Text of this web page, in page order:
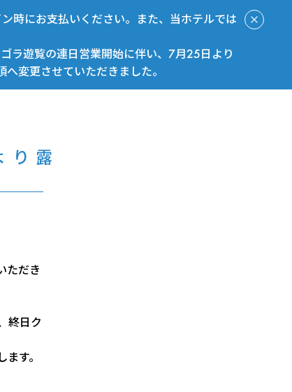
時にお支払いください。また、当ホテルでは
ラ遊覧の連日営業開始に伴い、7月25日より
変更させていただきました。
り露
ただき
終日ク
す。